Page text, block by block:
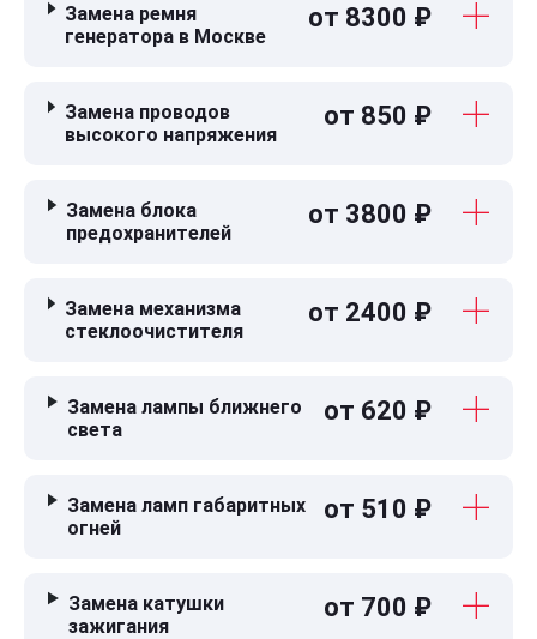
Замена ремня
генератора в Москве
от 8300 ₽
Замена проводов
высокого напряжения
от 850 ₽
Замена блока
предохранителей
от 3800 ₽
Замена механизма
стеклоочистителя
от 2400 ₽
Замена лампы ближнего
света
от 620 ₽
Замена ламп габаритных
огней
от 510 ₽
Замена катушки
зажигания
от 700 ₽